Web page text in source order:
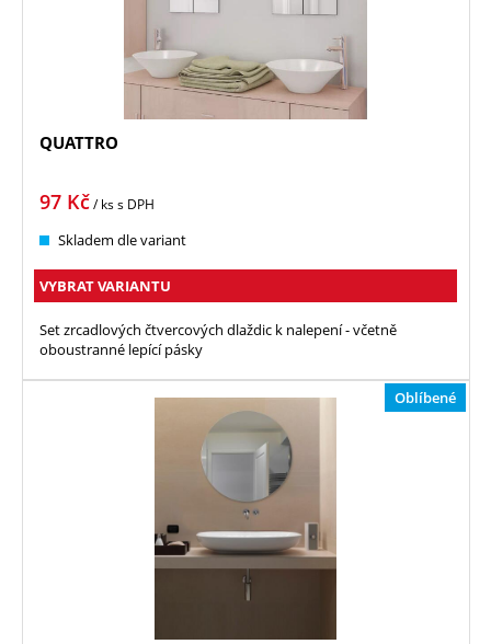
QUATTRO
97 Kč/ kss DPH
Skladem dle variant
VYBRAT VARIANTU
Set zrcadlových čtvercových dlaždic k nalepení - včetně
oboustranné lepící pásky
Oblíbené